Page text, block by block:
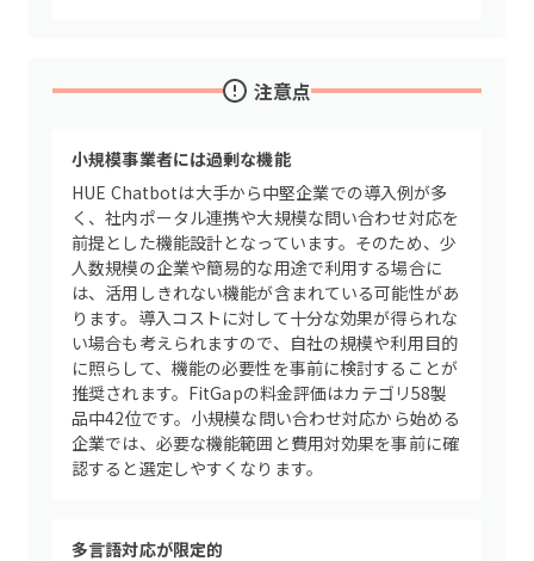
注意点
小規模事業者には過剰な機能
HUE Chatbotは大手から中堅企業での導入例が多
く、社内ポータル連携や大規模な問い合わせ対応を
前提とした機能設計となっています。そのため、少
人数規模の企業や簡易的な用途で利用する場合に
は、活用しきれない機能が含まれている可能性があ
ります。導入コストに対して十分な効果が得られな
い場合も考えられますので、自社の規模や利用目的
に照らして、機能の必要性を事前に検討することが
推奨されます。FitGapの料金評価はカテゴリ58製
品中42位です。小規模な問い合わせ対応から始める
企業では、必要な機能範囲と費用対効果を事前に確
認すると選定しやすくなります。
多言語対応が限定的